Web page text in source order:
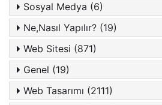
Sosyal Medya (6)
Ne,Nasıl Yapılır? (19)
Web Sitesi (871)
Genel (19)
Web Tasarımı (2111)